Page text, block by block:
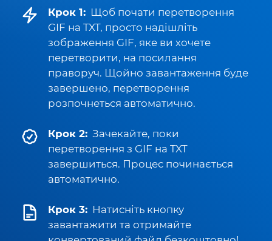
Крок 1: Щоб почати перетворення
GIF на TXT, просто надішліть
зображення GIF, яке ви хочете
перетворити, на посилання
праворуч. Щойно завантаження буде
завершено, перетворення
розпочнеться автоматично.
Крок 2: Зачекайте, поки
перетворення з GIF на TXT
завершиться. Процес починається
автоматично.
Крок 3: Натисніть кнопку
завантажити та отримайте